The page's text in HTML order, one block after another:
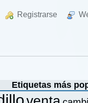
Registrarse
Etiquetas más